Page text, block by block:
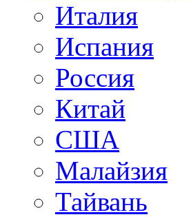
Италия
Испания
Россия
Китай
США
Малайзия
Тайвань